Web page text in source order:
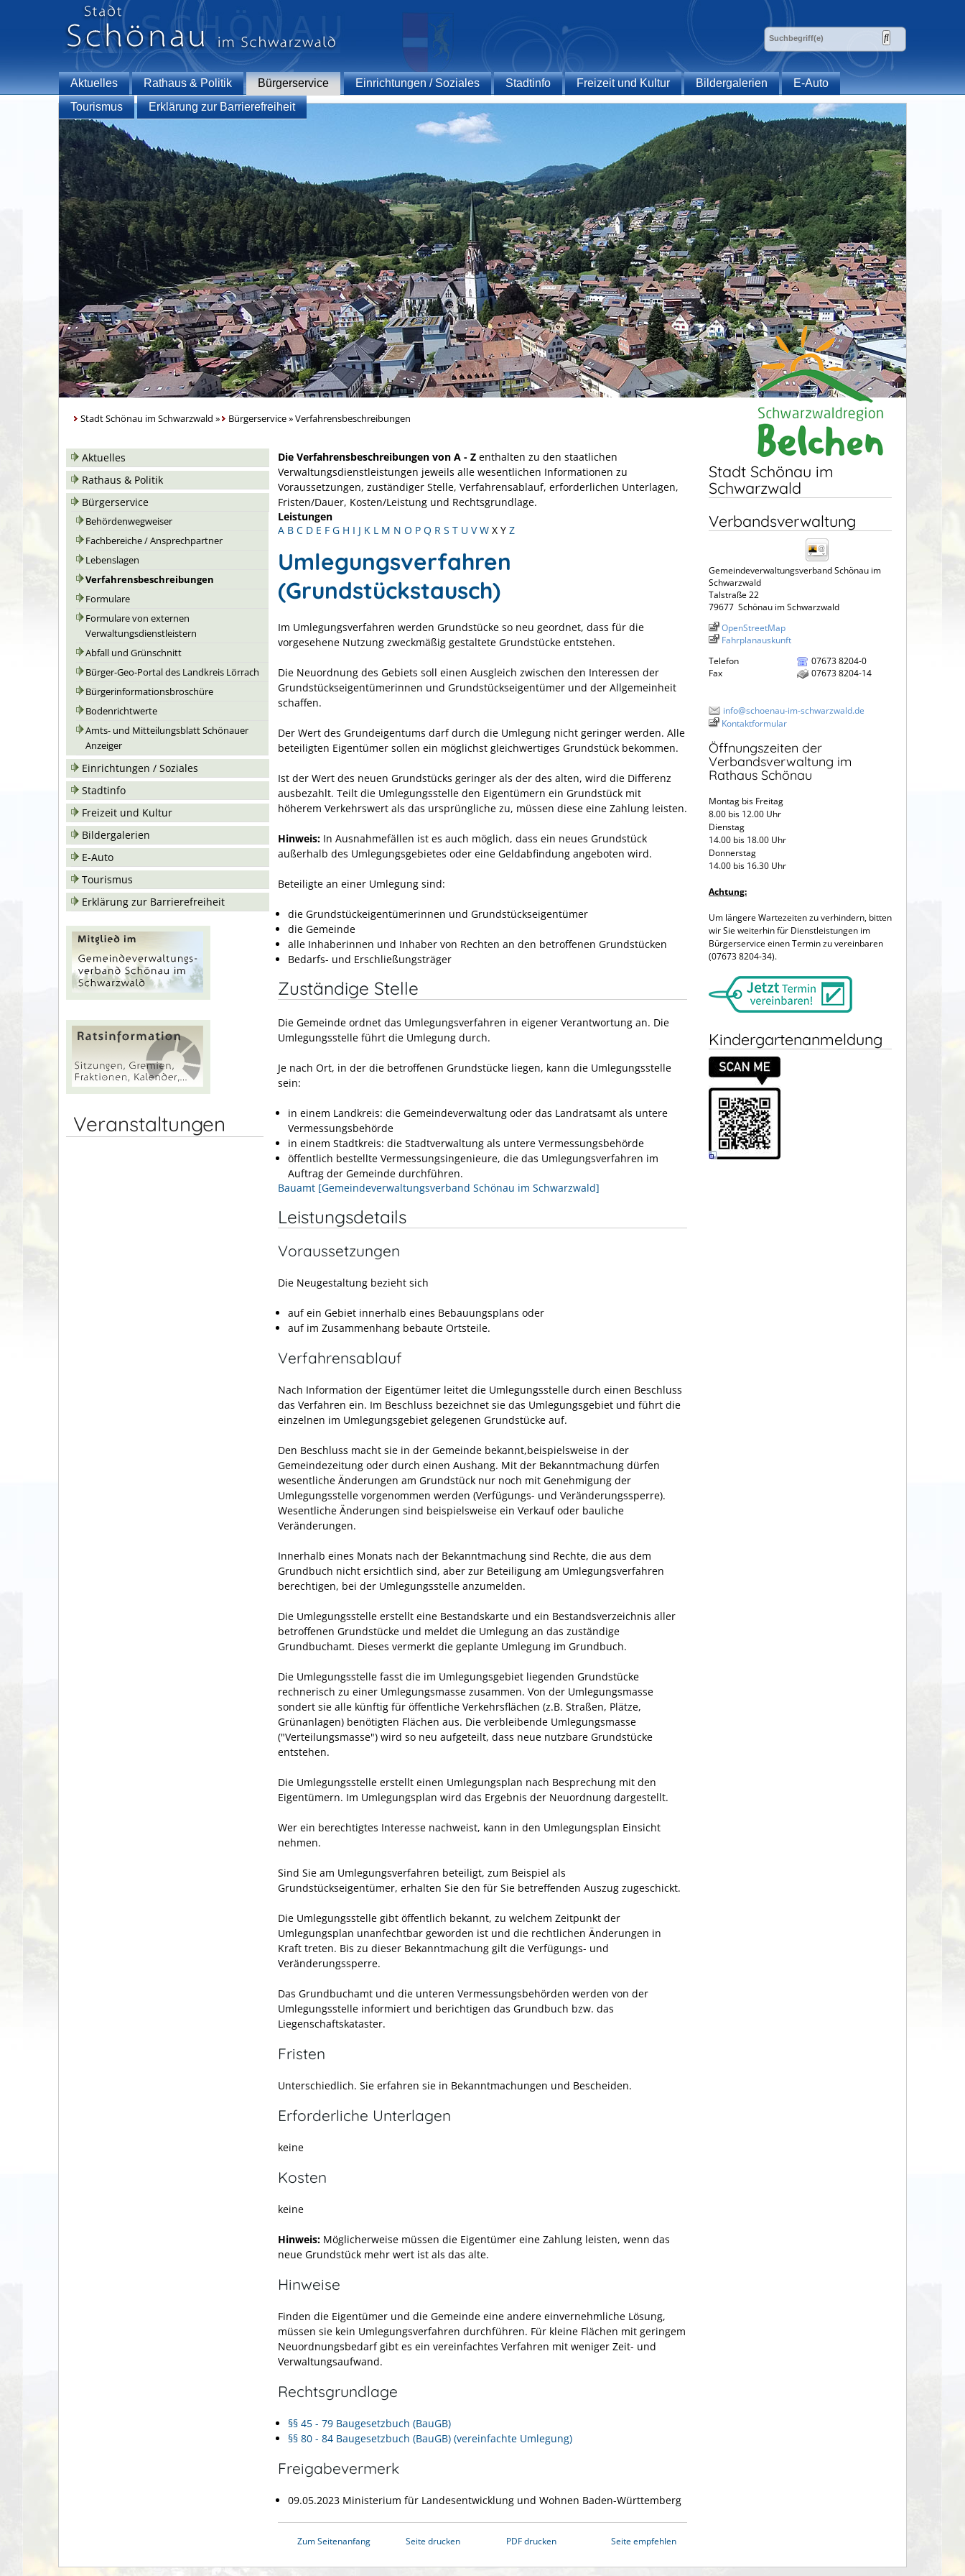
Aktuelles Rathaus & Politik Bürgerservice Einrichtungen / Soziales Stadtinfo Freizeit und Kultur Bildergalerien
E-Auto
Tourismus
Erklärung zur Barrierefreiheit
Stadt Schönau im Schwarzwald » Bürgerservice»Verfahrensbeschreibungen
Aktuelles
Rathaus & Politik
Bürgerservice
Behördenwegweiser
Fachbereiche / Ansprechpartner
Lebenslagen
Verfahrensbeschreibungen
Formulare
Formulare von externen
Verwaltungsdienstleistern
Abfall und Grünschnitt
Bürger-Geo-Portal des Landkreis Lörrach
Bürgerinformationsbroschüre
Bodenrichtwerte
Amts- und Mitteilungsblatt Schönauer
Anzeiger
Einrichtungen / Soziales
Stadtinfo
Freizeit und Kultur
Bildergalerien
E-Auto
Tourismus
Erklärung zur Barrierefreiheit
Veranstaltungen
Die Verfahrensbeschreibungen von A - Z enthalten zu den staatlichen
Verwaltungsdienstleistungen jeweils alle wesentlichen Informationen zu
Voraussetzungen, zuständiger Stelle, Verfahrensablauf, erforderlichen Unterlagen,
Fristen/Dauer, Kosten/Leistung und Rechtsgrundlage.
Leistungen
A B C D E F G H I J K L M N O P Q R S T U V W X Y Z
Umlegungsverfahren
(Grundstückstausch)
Im Umlegungsverfahren werden Grundstücke so neu geordnet, dass für die
vorgesehene Nutzung zweckmäßig gestaltete Grundstücke entstehen.
Die Neuordnung des Gebiets soll einen Ausgleich zwischen den Interessen der
Grundstückseigentümerinnen und Grundstückseigentümer und der Allgemeinheit
schaffen.
Der Wert des Grundeigentums darf durch die Umlegung nicht geringer werden. Alle
beteiligten Eigentümer sollen ein möglichst gleichwertiges Grundstück bekommen.
Ist der Wert des neuen Grundstücks geringer als der des alten, wird die Differenz
ausbezahlt. Teilt die Umlegungsstelle den Eigentümern ein Grundstück mit
höherem Verkehrswert als das ursprüngliche zu, müssen diese eine Zahlung leisten.
Hinweis: In Ausnahmefällen ist es auch möglich, dass ein neues Grundstück
außerhalb des Umlegungsgebietes oder eine Geldabfindung angeboten wird.
Beteiligte an einer Umlegung sind:
die Grundstückeigentümerinnen und Grundstückseigentümer
die Gemeinde
alle Inhaberinnen und Inhaber von Rechten an den betroffenen Grundstücken
Bedarfs- und Erschließungsträger
Zuständige Stelle
Die Gemeinde ordnet das Umlegungsverfahren in eigener Verantwortung an. Die
Umlegungsstelle führt die Umlegung durch.
Je nach Ort, in der die betroffenen Grundstücke liegen, kann die Umlegungsstelle
sein:
in einem Landkreis: die Gemeindeverwaltung oder das Landratsamt als untere
Vermessungsbehörde
in einem Stadtkreis: die Stadtverwaltung als untere Vermessungsbehörde
öffentlich bestellte Vermessungsingenieure, die das Umlegungsverfahren im
Auftrag der Gemeinde durchführen.
Bauamt [Gemeindeverwaltungsverband Schönau im Schwarzwald]
Leistungsdetails
Voraussetzungen
Die Neugestaltung bezieht sich
auf ein Gebiet innerhalb eines Bebauungsplans oder
auf im Zusammenhang bebaute Ortsteile.
Verfahrensablauf
Nach Information der Eigentümer leitet die Umlegungsstelle durch einen Beschluss
das Verfahren ein. Im Beschluss bezeichnet sie das Umlegungsgebiet und führt die
einzelnen im Umlegungsgebiet gelegenen Grundstücke auf.
Den Beschluss macht sie in der Gemeinde bekannt,beispielsweise in der
Gemeindezeitung oder durch einen Aushang. Mit der Bekanntmachung dürfen
wesentliche Änderungen am Grundstück nur noch mit Genehmigung der
Umlegungsstelle vorgenommen werden (Verfügungs- und Veränderungssperre).
Wesentliche Änderungen sind beispielsweise ein Verkauf oder bauliche
Veränderungen.
Innerhalb eines Monats nach der Bekanntmachung sind Rechte, die aus dem
Grundbuch nicht ersichtlich sind, aber zur Beteiligung am Umlegungsverfahren
berechtigen, bei der Umlegungsstelle anzumelden.
Die Umlegungsstelle erstellt eine Bestandskarte und ein Bestandsverzeichnis aller
betroffenen Grundstücke und meldet die Umlegung an das zuständige
Grundbuchamt. Dieses vermerkt die geplante Umlegung im Grundbuch.
Die Umlegungsstelle fasst die im Umlegungsgebiet liegenden Grundstücke
rechnerisch zu einer Umlegungsmasse zusammen. Von der Umlegungsmasse
sondert sie alle künftig für öffentliche Verkehrsflächen (z.B. Straßen, Plätze,
Grünanlagen) benötigten Flächen aus. Die verbleibende Umlegungsmasse
("Verteilungsmasse") wird so neu aufgeteilt, dass neue nutzbare Grundstücke
entstehen.
Die Umlegungsstelle erstellt einen Umlegungsplan nach Besprechung mit den
Eigentümern. Im Umlegungsplan wird das Ergebnis der Neuordnung dargestellt.
Wer ein berechtigtes Interesse nachweist, kann in den Umlegungsplan Einsicht
nehmen.
Sind Sie am Umlegungsverfahren beteiligt, zum Beispiel als
Grundstückseigentümer, erhalten Sie den für Sie betreffenden Auszug zugeschickt.
Die Umlegungsstelle gibt öffentlich bekannt, zu welchem Zeitpunkt der
Umlegungsplan unanfechtbar geworden ist und die rechtlichen Änderungen in
Kraft treten. Bis zu dieser Bekanntmachung gilt die Verfügungs- und
Veränderungssperre.
Das Grundbuchamt und die unteren Vermessungsbehörden werden von der
Umlegungsstelle informiert und berichtigen das Grundbuch bzw. das
Liegenschaftskataster.
Fristen
Unterschiedlich. Sie erfahren sie in Bekanntmachungen und Bescheiden.
Erforderliche Unterlagen
keine
Kosten
keine
Hinweis: Möglicherweise müssen die Eigentümer eine Zahlung leisten, wenn das
neue Grundstück mehr wert ist als das alte.
Hinweise
Finden die Eigentümer und die Gemeinde eine andere einvernehmliche Lösung,
müssen sie kein Umlegungsverfahren durchführen. Für kleine Flächen mit geringem
Neuordnungsbedarf gibt es ein vereinfachtes Verfahren mit weniger Zeit- und
Verwaltungsaufwand.
Rechtsgrundlage
§§ 45 - 79 Baugesetzbuch (BauGB)
§§ 80 - 84 Baugesetzbuch (BauGB) (vereinfachte Umlegung)
Freigabevermerk
09.05.2023 Ministerium für Landesentwicklung und Wohnen Baden-Württemberg
Zum Seitenanfang Seite drucken PDF drucken Seite empfehlen
Stadt Schönau im
Schwarzwald
Verbandsverwaltung
Gemeindeverwaltungsverband Schönau im
Schwarzwald
Talstraße 22
79677 Schönau im Schwarzwald
OpenStreetMap
Fahrplanauskunft
Telefon
07673 8204-0
Fax
07673 8204-14
info@schoenau-im-schwarzwald.de
Kontaktformular
Öffnungszeiten der
Verbandsverwaltung im
Rathaus Schönau
Montag bis Freitag
8.00 bis 12.00 Uhr
Dienstag
14.00 bis 18.00 Uhr
Donnerstag
14.00 bis 16.30 Uhr
Achtung:
Um längere Wartezeiten zu verhindern, bitten
wir Sie weiterhin für Dienstleistungen im
Bürgerservice einen Termin zu vereinbaren
(07673 8204-34).
Kindergartenanmeldung